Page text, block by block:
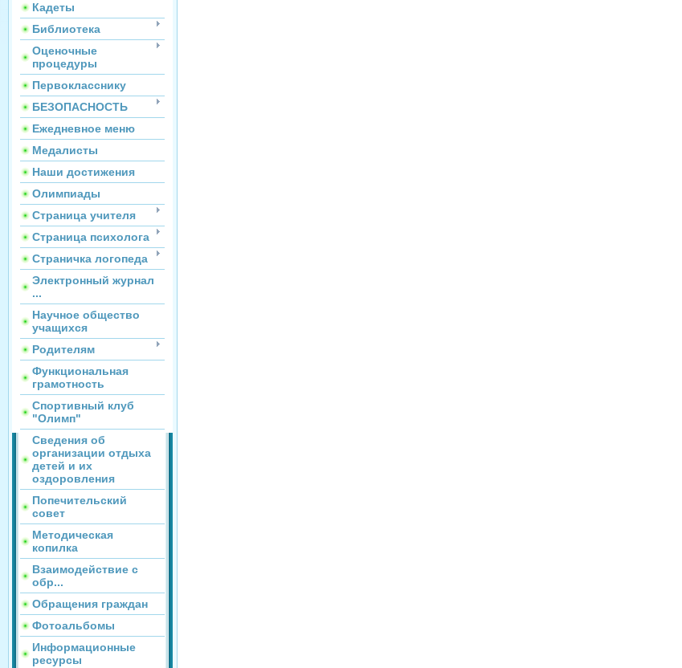
Кадеты
Библиотека
Оценочные
процедуры
Первокласснику
БЕЗОПАСНОСТЬ
Ежедневное меню
Медалисты
Наши достижения
Олимпиады
Страница учителя
Страница психолога
Страничка логопеда
Электронный журнал
...
Научное общество
учащихся
Родителям
Функциональная
грамотность
Спортивный клуб
"Олимп"
Сведения об
организации отдыха
детей и их
оздоровления
Попечительский
совет
Методическая
копилка
Взаимодействие с
обр...
Обращения граждан
Фотоальбомы
Информационные
ресурсы